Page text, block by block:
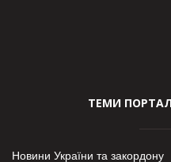
ТЕМИ
Новини України та закордону